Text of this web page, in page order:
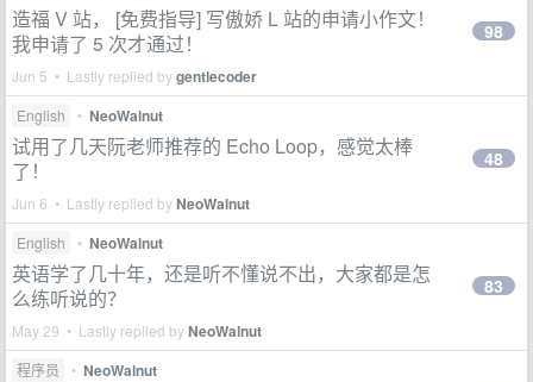
造福 V 站， [免费指导] 写傲娇 L 站的申请小作文！
我申请了 5 次才通过！
Jun 5 • Lastly replied bygentlecoder
98
English • NeoWalnut
试用了几天阮老师推荐的 Echo Loop，感觉太棒
了！
Jun 6 • Lastly replied byNeoWalnut
48
English • NeoWalnut
英语学了几十年，还是听不懂说不出，大家都是怎
么练听说的？
May 29 • Lastly replied byNeoWalnut
83
程序员 • NeoWalnut